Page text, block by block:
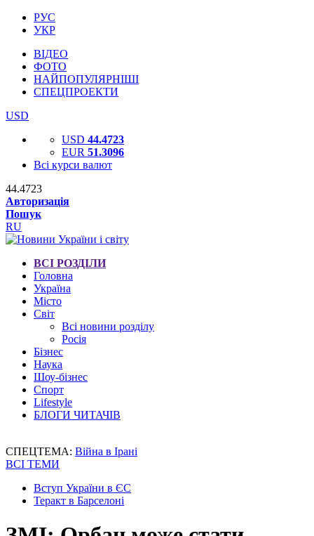
РУС
УКР
ВІДЕО
ФОТО
НАЙПОПУЛЯРНІШІ
СПЕЦПРОЕКТИ
USD
USD 44.4723
EUR 51.3096
Всі курси валют
44.4723
Авторизація
Пошук
RU
ВСІ РОЗДІЛИ
Головна
Україна
Місто
Світ
Всі новини розділу
Росія
Бізнес
Наука
Шоу-бізнес
Спорт
Lifestyle
БЛОГИ ЧИТАЧІВ
СПЕЦТЕМА: Війна в Ірані
ВСІ ТЕМИ
Вступ України в ЄС
Теракт в Барселоні